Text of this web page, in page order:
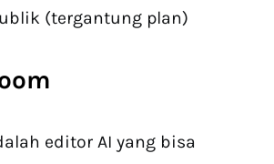
(tergantung plan)
editor AI yang bisa